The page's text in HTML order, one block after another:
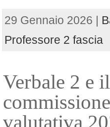
29 Gennaio 2026 |
Professore 2 fascia
Verbale 2 e
valutativa